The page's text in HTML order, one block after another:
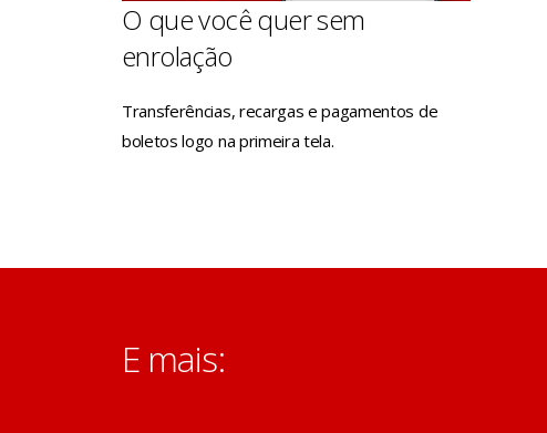
O que você quer sem
enrolação
Transferências, recargas e pagamentos de
boletos logo na primeira tela.
E mais: